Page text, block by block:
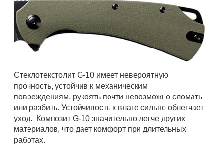
Стеклотекстолит G-10 имеет невероятную
прочность, устойчив к механическим
повреждениям, рукоять почти невозможно сломать
или разбить. Устойчивость к влаге сильно облегчает
уход. Композит G-10 значительно легче других
материалов, что дает комфорт при длительных
работах.